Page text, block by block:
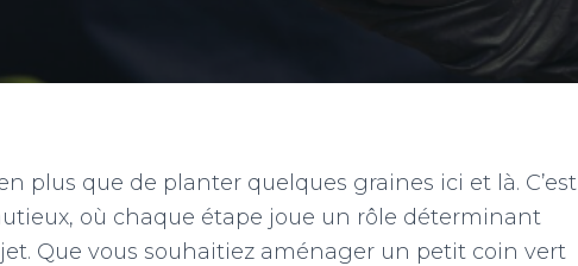
plus que de planter quelques graines ici et là. C’est
où chaque étape joue un rôle déterminant
Que vous souhaitiez aménager un petit coin vert